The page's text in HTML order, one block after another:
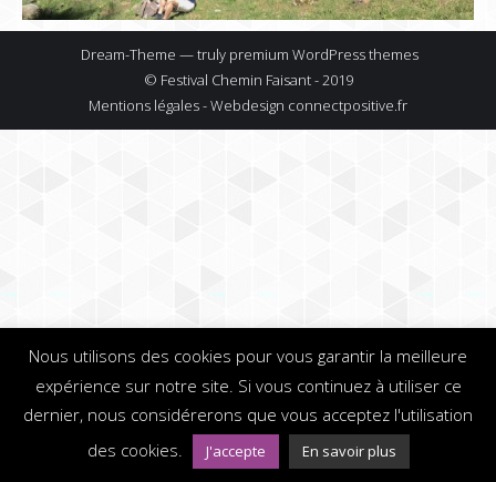
Dream-Theme — truly premium WordPress themes
© Festival Chemin Faisant - 2019
Mentions légales - Webdesign connectpositive.fr
Nous utilisons des cookies pour vous garantir la meilleure
expérience sur notre site. Si vous continuez à utiliser ce
dernier, nous considérerons que vous acceptez l'utilisation
des cookies.
J'accepte En savoir plus